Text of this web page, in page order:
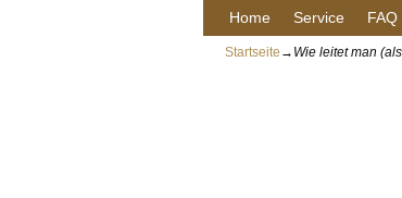
Home Service FAQ
Startseite → Wie leitet man